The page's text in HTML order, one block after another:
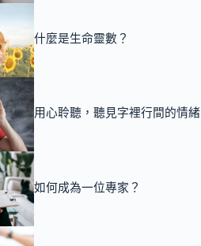
什麼是生命靈數？
用心聆聽，聽見字裡行間的情緒
如何成為一位專家？